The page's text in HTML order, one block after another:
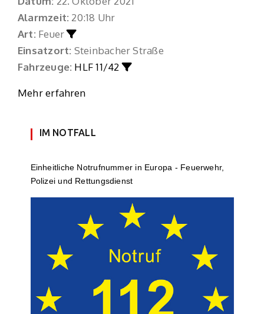
Alarmzeit: 20:18 Uhr
Art:Feuer
Einsatzort: Steinbacher Straße
Fahrzeuge: HLF 11/42
Mehr erfahren
IM NOTFALL
Einheit­li­che Notruf­num­mer in Europa - Feuerwehr,
Polizei und Rettungs­dienst